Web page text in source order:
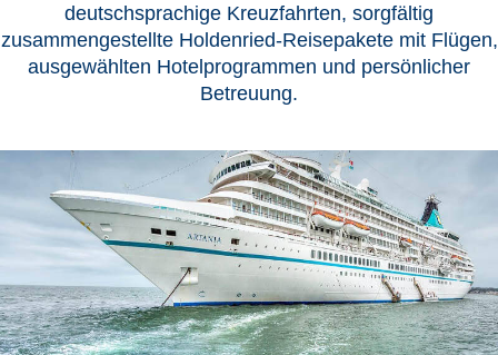
deutschsprachige Kreuzfahrten, sorgfältig
zusammengestellte Holdenried-Reisepakete mit Flügen,
ausgewählten Hotelprogrammen und persönlicher
Betreuung.